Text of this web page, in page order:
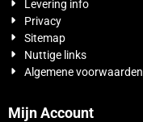
Levering info
Privacy
Sitemap
Nuttige links
Algemene voorwaarden
Mijn Account